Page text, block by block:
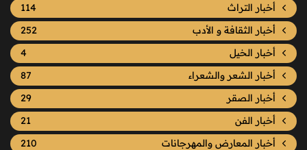
أخبار التراث
114
أخبار الثقافة و الأدب
252
أخبار الخيل
4
أخبار الشعر والشعراء
87
أخبار الصقر
29
أخبار الفن
21
أخبار المعارض والمهرجانات
210